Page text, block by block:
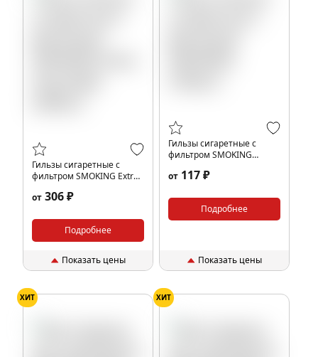
Гильзы сигаретные с
фильтром SMOKING Extra
от 306 ₽
Подробнее
Показать цены
Гильзы сигаретные с
фильтром SMOKING
от 117 ₽
Подробнее
Показать цены
ХИТ ХИТ